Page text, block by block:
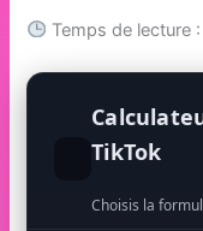
Temps de lecture
TikTok
Choisis la